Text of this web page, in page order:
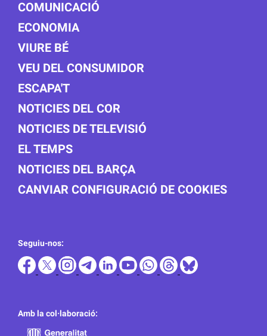
COMUNICACIÓ
ECONOMIA
VIURE BÉ
VEU DEL CONSUMIDOR
ESCAPA'T
NOTICIES DEL COR
NOTICIES DE TELEVISIÓ
EL TEMPS
NOTICIES DEL BARÇA
CANVIAR CONFIGURACIÓ DE COOKIES
Seguiu-nos:
Amb la col·laboració: